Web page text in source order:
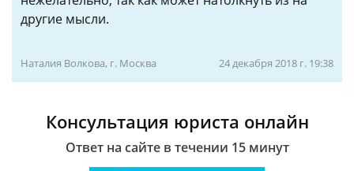
другие мысли.
Наталия Волкова, г. Москва 24 декабря 2018 г. 19:38
Консультация юриста онлайн
Ответ на сайте в течении 15 минут